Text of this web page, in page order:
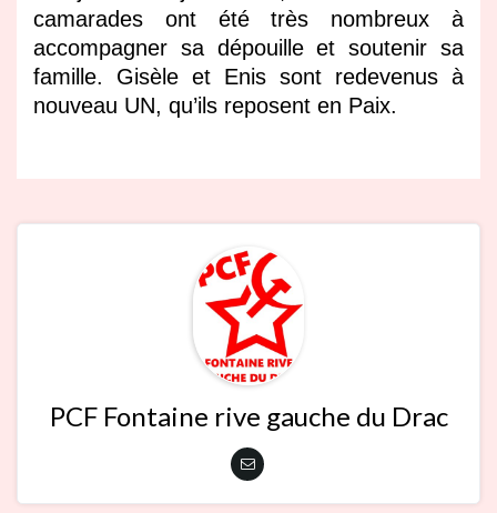
camarades ont été très nombreux à
accompagner sa dépouille et soutenir sa
famille. Gisèle et Enis sont redevenus à
nouveau UN, qu’ils reposent en Paix.
PCF Fontaine rive gauche du Drac